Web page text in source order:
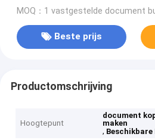
MOQ：1 vastgestelde document
Beste prijs
Productomschrijving
Hoogtepunt
document
maken
, Beschikbare